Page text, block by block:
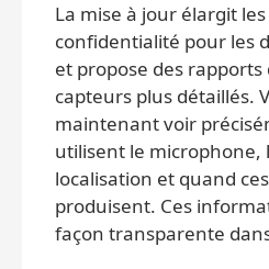
La mise à jour élargit
confidentialité pour les
et propose des rapports
capteurs plus détaillés.
maintenant voir
utilisent le microphone,
localisation et quand
produisent. Ces
façon transparente